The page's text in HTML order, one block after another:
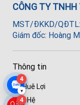
4
▾
4
CÔNG TY TNHH
MST/ĐKKD/
Giám đốc: Hoàng
Thông tin
Về Huê Lợi
Liên Hệ